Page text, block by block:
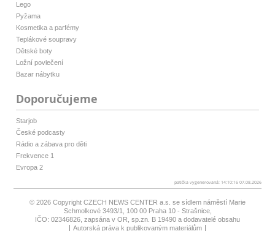
Lego
Pyžama
Kosmetika a parfémy
Teplákové soupravy
Dětské boty
Ložní povlečení
Bazar nábytku
Doporučujeme
Starjob
České podcasty
Rádio a zábava pro děti
Frekvence 1
Evropa 2
patička vygenerovaná: 14:10:16 07.08.2026
© 2026 Copyright CZECH NEWS CENTER a.s. se sídlem náměstí Marie
Schmolkové 3493/1, 100 00 Praha 10 - Strašnice,
IČO: 02346826, zapsána v OR, sp.zn. B 19490 a dodavatelé obsahu
Autorská práva k publikovaným materiálům